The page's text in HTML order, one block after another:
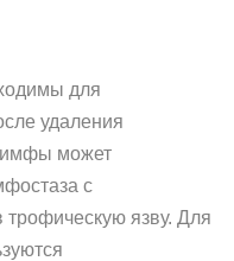
для
удаления
может
с
язву. Для